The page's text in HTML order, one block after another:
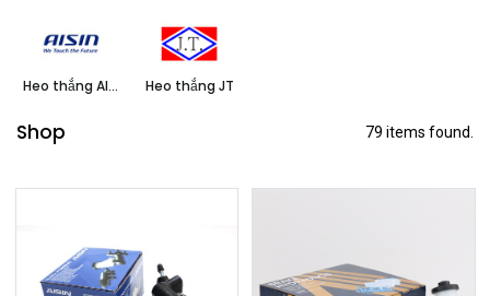
Heo thắng AISIN Heo thắng JT
Shop 79 items found.